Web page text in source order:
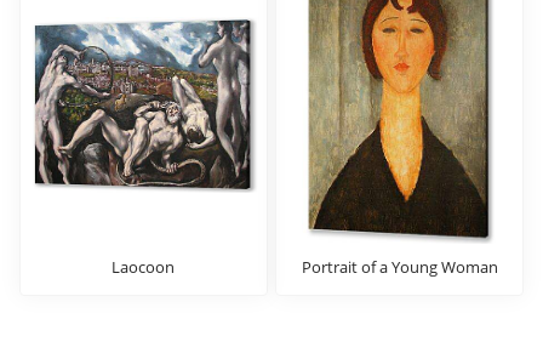
Laocoon Portrait of a Young Woman